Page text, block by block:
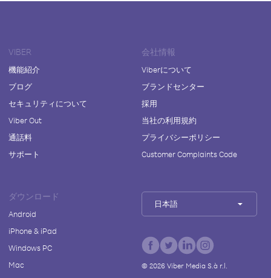
VIBER
機能紹介
ブログ
セキュリティについて
Viber Out
通話料
サポート
会社情報
Viberについて
ブランドセンター
採用
当社の利用規約
プライバシーポリシー
Customer Complaints Code
ダウンロード
Android
iPhone & iPad
Windows PC
Mac
日本語
© 2026Viber Media S.à r.l.